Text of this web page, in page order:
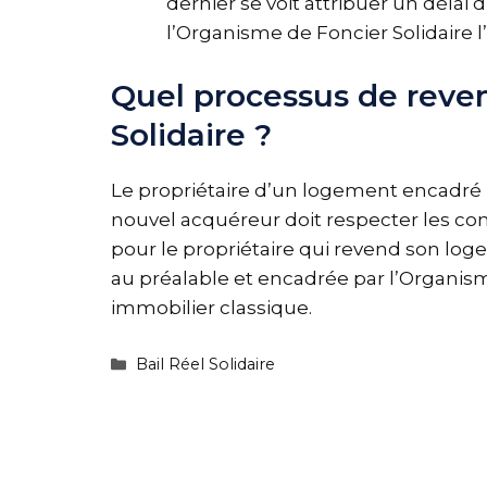
l’Organisme de Foncier
Quel processus de
Solidaire ?
Le propriétaire d’un logement
nouvel acquéreur doit respecter les
pour le propriétaire qui revend son
au préalable et encadrée par
immobilier classique.
Bail Réel Solidaire